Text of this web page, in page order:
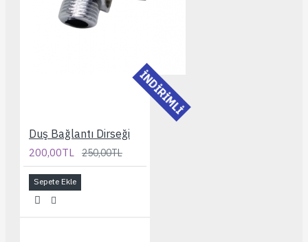
İNDİRİMLİ
Duş Bağlantı Dirseği
200,00TL 250,00TL
Sepete Ekle